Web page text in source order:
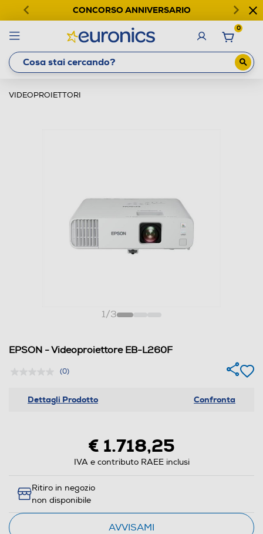
CONCORSO ANNIVERSARIO
0
VIDEOPROIETTORI
1/3
EPSON - Videoproiettore EB-L260F
(0)
Dettagli Prodotto Confronta
€ 1.718,25
IVA e contributo RAEE inclusi
Ritiro in negozio
non disponibile
AVVISAMI